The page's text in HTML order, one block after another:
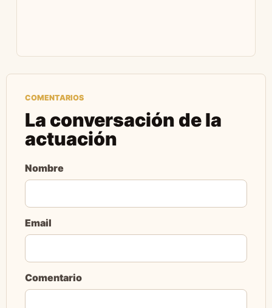
COMENTARIOS
La conversación de la
actuación
Nombre
Email
Comentario